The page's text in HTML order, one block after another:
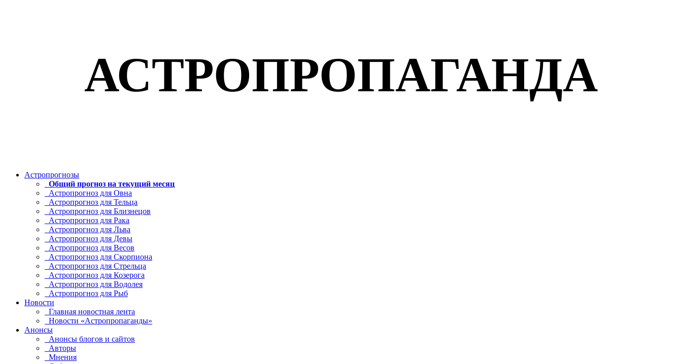
АСТРОПРОПАГАНДА
Астропрогнозы
Общий прогноз на текущий месяц
Астропрогноз для Овна
Астропрогноз для Тельца
Астропрогноз для Близнецов
Астропрогноз для Рака
Астропрогноз для Льва
Астропрогноз для Девы
Астропрогноз для Весов
Астропрогноз для Скорпиона
Астропрогноз для Стрельца
Астропрогноз для Козерога
Астропрогноз для Водолея
Астропрогноз для Рыб
Новости
Главная новостная лента
Новости «Астропропаганды»
Анонсы
Анонсы блогов и сайтов
Авторы
Мнения